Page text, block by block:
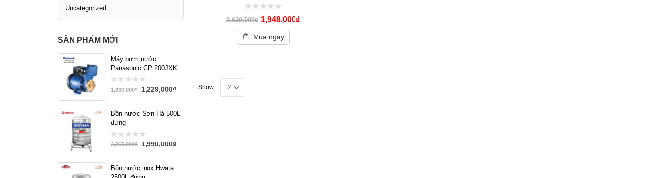
0
out
of
5
2,630,000₫ 1,948,000₫
Mua ngay
Show:
Uncategorized
SẢN PHẨM MỚI
Máy bơm nước
Panasonic GP 200JXK
0
1,830,000₫ 1,229,000₫
Bồn nước Sơn Hà 500L
đứng
0
2,265,000₫ 1,990,000₫
Bồn nước inox Hwata